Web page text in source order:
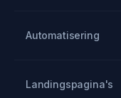
Automatisering
Landingspagina's